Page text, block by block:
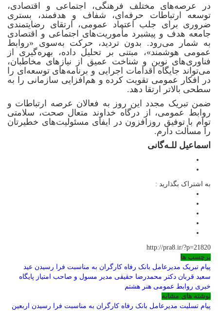
در عرصه‌های مختلف فرهنگی، اجتماعی و اقتصادی،
توسعه ارتباطات حرفه‌ای، شفاف و هدفمند، بستری
ضروری برای جلب اعتماد عمومی، ارتقای رضایتمندی
جامعه هدف و پیشبرد مأموریت‌های اجتماعی و اقتصادی
به شمار می‌رود. بدون تردید، حرکت به‌سوی «روابط
عمومی هوشمند»، مبتنی بر تحلیل داده، بهره‌گیری از
فناوری‌های نوین و شناخت عمیق از نیازهای مخاطبان،
می‌تواند جایگاه اقدامات اجرایی و برنامه‌های توسعه‌ای را
در افکار عمومی تقویت کرده و هم‌افزایی سازمانی را به
سطحی بالاتر ارتقا دهد.
ضمن تبریک مجدد این روز به فعالان عرصه ارتباطات و
روابط عمومی، از درگاه خداوند متعال صحت، سلامتی
توام با توفیق روزافزون‌ در ایفای مسئولیت‌های خطیرتان
را مسألت دارم.
اسماعیل للـه‌گانی
به اشتراک بگذارید :
http://pra8.ir/?p=21820
برچسب ها
پیام تبریک مدیرعامل بانک رفاه کارگران به مناسبت فرا رسیدن عید
سعید قربان دکتر محمدرضا حقیقی مدیر مسول و صاحب امتیاز پایگاه
خبری روابط عمومی هنر هشتم
نوشته های مشابه
پیام تسلیت مدیرعامل بانک رفاه کارگران به مناسبت فرا رسیدن اربعین